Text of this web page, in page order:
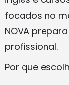
focados no
NOVA
profissional.
Por que